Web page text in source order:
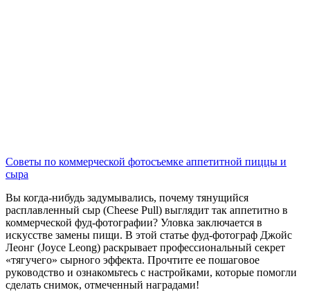
Советы по коммерческой фотосъемке аппетитной пиццы и
сыра
Вы когда-нибудь задумывались, почему тянущийся
расплавленный сыр (Cheese Pull) выглядит так аппетитно в
коммерческой фуд-фотографии? Уловка заключается в
искусстве замены пищи. В этой статье фуд-фотограф Джойс
Леонг (Joyce Leong) раскрывает профессиональный секрет
«тягучего» сырного эффекта. Прочтите ее пошаговое
руководство и ознакомьтесь с настройками, которые помогли
сделать снимок, отмеченный наградами!